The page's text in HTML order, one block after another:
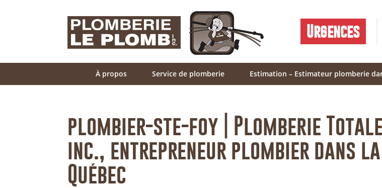
Urgences
À propos Service de plomberie Estimation – Estimateur plomberie
plombier-ste-foy | Plomberie Totale
inc., entrepreneur plombier dans
Québec